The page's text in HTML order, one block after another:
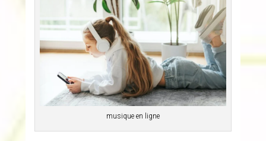
musique en ligne